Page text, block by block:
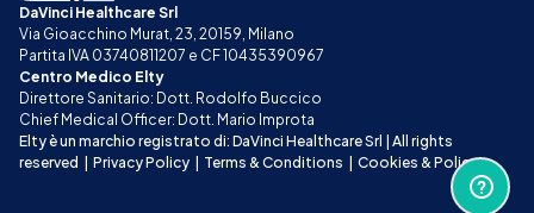
DaVinci Healthcare Srl
Via Gioacchino Murat, 23, 20159, Milano
Partita IVA 03740811207 e CF 10435390967
Centro Medico Elty
Direttore Sanitario: Dott. Rodolfo Buccico
Chief Medical Officer: Dott. Mario Improta
Elty è un marchio registrato di: DaVinci Healthcare Srl | All rights
reserved
Privacy Policy Terms & Conditions Cookies & Policy